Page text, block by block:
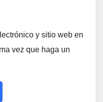
y sitio web en
vez que haga un